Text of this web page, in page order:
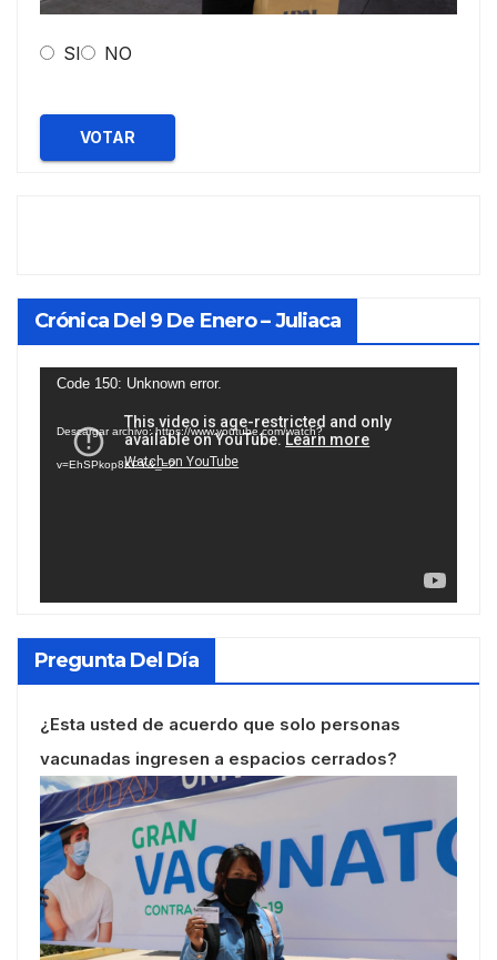
SI NO
VOTAR
Crónica Del 9 De Enero – Juliaca
Reproductor
vídeo
Code 150: Unknown error.
Descargar archivo: https://www.youtube.com/watch?
v=EhSPkop8KPY&_=2
Pregunta Del Día
¿Esta usted de acuerdo que solo personas
vacunadas ingresen a espacios cerrados?